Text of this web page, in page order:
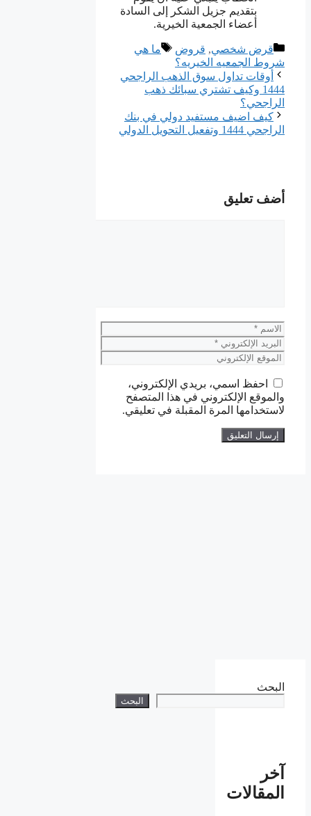
بتقديم جزيل الشكر إلى السادة
أعضاء الجمعية الخيرية.
التصنيفات
قرض شخصي, قروض الوسوم
ما هي
شروط الجمعيه الخيريه؟
أوقات تداول سوق الذهب الراجحي
1444 وكيف تشتري سبائك ذهب
الراجحي؟
كيف اضيف مستفيد دولي في بنك
الراجحي 1444 وتفعيل التحويل الدولي
أضف تعليق
الاسم
البريد
الإلكتروني
الموقع
احفظ اسمي، بريدي الإلكتروني،
والموقع الإلكتروني في هذا المتصفح
لاستخدامها المرة المقبلة في تعليقي.
البحث
البحث
آخر
المقالات